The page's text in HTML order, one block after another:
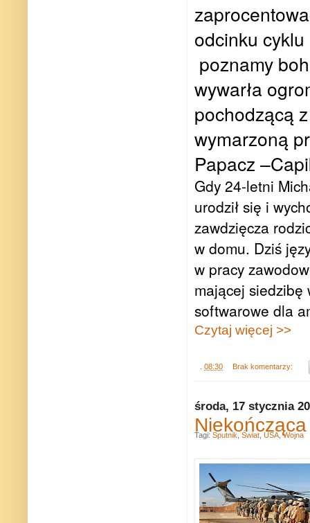
odcinku
poznamy
wywarła
pochodzącą
wymarzoną
Papacz
Gdy 24-letni
urodził się i
zawdzięcza
w domu. Dziś
w pracy
mającej siedzibę
softwarowe dla
Czytaj więcej >>
08:30 Brak komentarzy:
środa, 17 stycznia
Tagi: Sputnik, Świat, USA,Wojna